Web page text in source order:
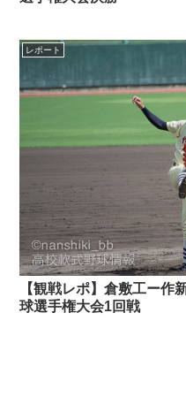
レポート
【観戦レポ】倉敷工ー
球選手権大会1回戦